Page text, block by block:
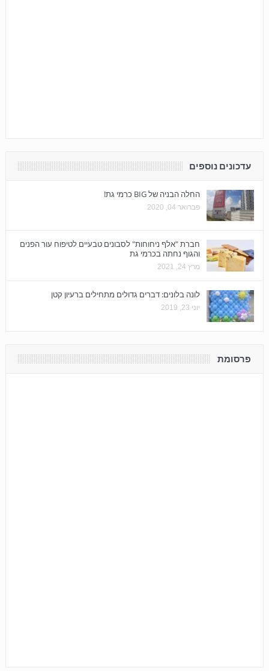
עדכונים נוספים
החלה הבניה של BIG כרמי גת!
פברואר 04, 2020
חברת "אלף ניחוחות" לסבונים טבעיים לטיפוח עור הפנים
והגוף נחתה בכרמי גת
מרץ 24, 2021
לונה בלונים: דברים גדולים מתחילים ברעיון קטן
יוני 23, 2019
פרסומת